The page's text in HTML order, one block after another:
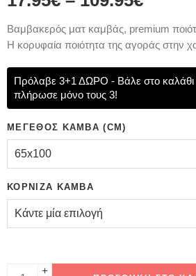
Bαμβακερός ματ καμβάς, premium
Η κορυφαία ποιότητα της αγοράς στην
Πρόλαβε 3+1 ΔΩΡΟ - Βάλε στο καλάθι
πλήρωσε μόνο τους 3!
ΜΈΓΕΘΟΣ ΚΑΜΒΆ (CM)
ΚΟΡΝΊΖΑ ΚΑΜΒΆ